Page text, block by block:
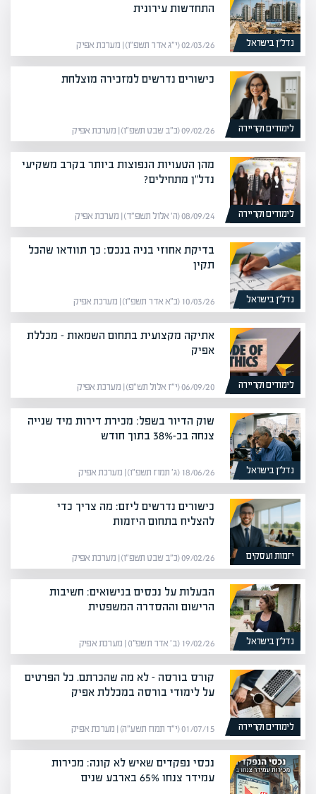
נדל”ן בישראל
התחדשות עירונית
02/03/26 (י״ג אדר תשפ״ו) | מערכת אפיק
לימודים וקריירה
כישורים נדרשים למזכירה מוצלחת
09/02/26 (כ״ב שבט תשפ״ו) | מערכת אפיק
לימודים וקריירה
מהן הטעויות הנפוצות ביותר בקרב משקיעי
נדל"ן מתחילים?
08/09/24 (ה׳ אלול תשפ״ד) | מערכת אפיק
נדל”ן בישראל
בדיקת אחוזי בניה בנכס: כך תוודאו שהכל
תקין
10/03/26 (כ״א אדר תשפ״ו) | מערכת אפיק
לימודים וקריירה
אתיקה מקצועית בתחום השמאות – מכללת
אפיק
06/09/20 (י״ז אלול תש״פ) | מערכת אפיק
נדל”ן בישראל
שוק הדיור בשפל: מכירת דירות מיד שנייה
צנחה בכ-38% בתוך חודש
18/06/26 (ג׳ תמוז תשפ״ו) | מערכת אפיק
יזמות ועסקים
כישורים נדרשים ליזם: מה צריך כדי
להצליח בתחום היזמות
09/02/26 (כ״ב שבט תשפ״ו) | מערכת אפיק
נדל”ן בישראל
הבעלות על נכסים בנישואים: חשיבות
הרישום וההסדרה המשפטית
19/02/26 (ב׳ אדר תשפ״ו) | מערכת אפיק
לימודים וקריירה
קורס בורסה – לא מה שהכרתם. כל הפרטים
על לימודי בורסה במכללת אפיק
01/07/15 (י״ד תמוז תשע״ה) | מערכת אפיק
נכסי נפקדים שאיש לא קונה: מכירות
עמידר צנחו 65% בארבע שנים